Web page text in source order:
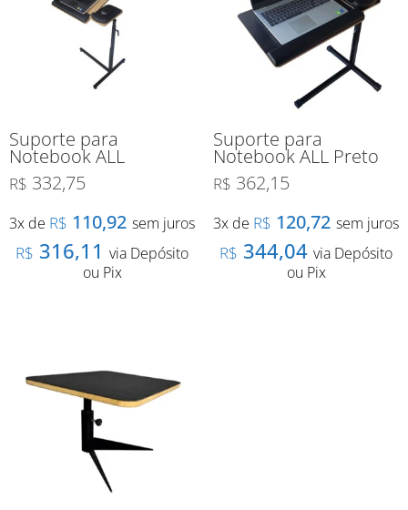
Suporte para
Notebook ALL
R$ 332,75
3x de R$ 110,92 sem juros
R$ 316,11 via Depósito
ou Pix
Suporte para
Notebook ALL Preto
R$ 362,15
3x de R$ 120,72 sem juros
R$ 344,04 via Depósito
ou Pix